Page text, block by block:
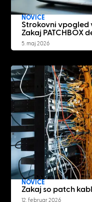
NOVICE
Strokovni vpogled
Zakaj PATCHBOX
5. maj 2026
NOVICE
Zakaj so patch
12. februar 2026